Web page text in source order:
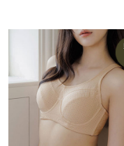
아니타스포츠